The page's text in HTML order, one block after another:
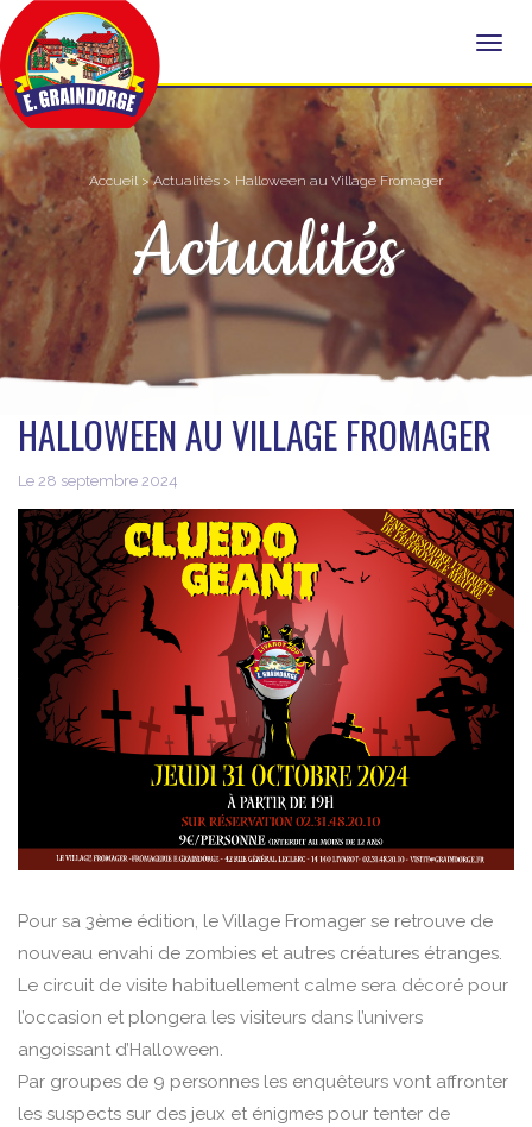
Accueil>Actualités > Halloween au Village Fromager
Actualités
HALLOWEEN AU VILLAGE FROMAGER
Le 28 septembre 2024
Pour sa 3ème édition, le Village Fromager se retrouve de
nouveau envahi de zombies et autres créatures étranges.
Le circuit de visite habituellement calme sera décoré pour
l’occasion et plongera les visiteurs dans l’univers
angoissant d’Halloween.
Par groupes de 9 personnes les enquêteurs vont affronter
les suspects sur des jeux et énigmes pour tenter de